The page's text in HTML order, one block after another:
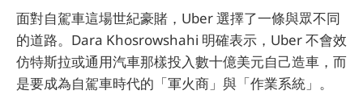
面對自駕車這場世紀豪賭，Uber 選擇了一條與眾不同
的道路。Dara Khosrowshahi 明確表示，Uber 不會效
仿特斯拉或通用汽車那樣投入數十億美元自己造車，而
是要成為自駕車時代的「軍火商」與「作業系統」。